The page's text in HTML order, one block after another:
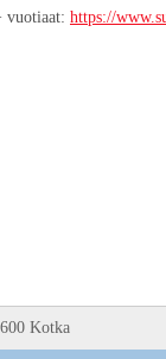
vuotiaat: https://
Kotka